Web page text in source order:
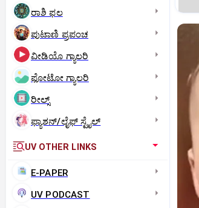
ರಾಶಿ ಫಲ
ಪುಟಾಣಿ ಪ್ರಪಂಚ
ವೀಡಿಯೊ ಗ್ಯಾಲರಿ
ಫೋಟೋ ಗ್ಯಾಲರಿ
ರೀಲ್ಸ್
ಫ್ಯಾಶನ್/ಲೈಫ್‌ ಸ್ಟೈಲ್
UV OTHER LINKS
E-PAPER
UV PODCAST